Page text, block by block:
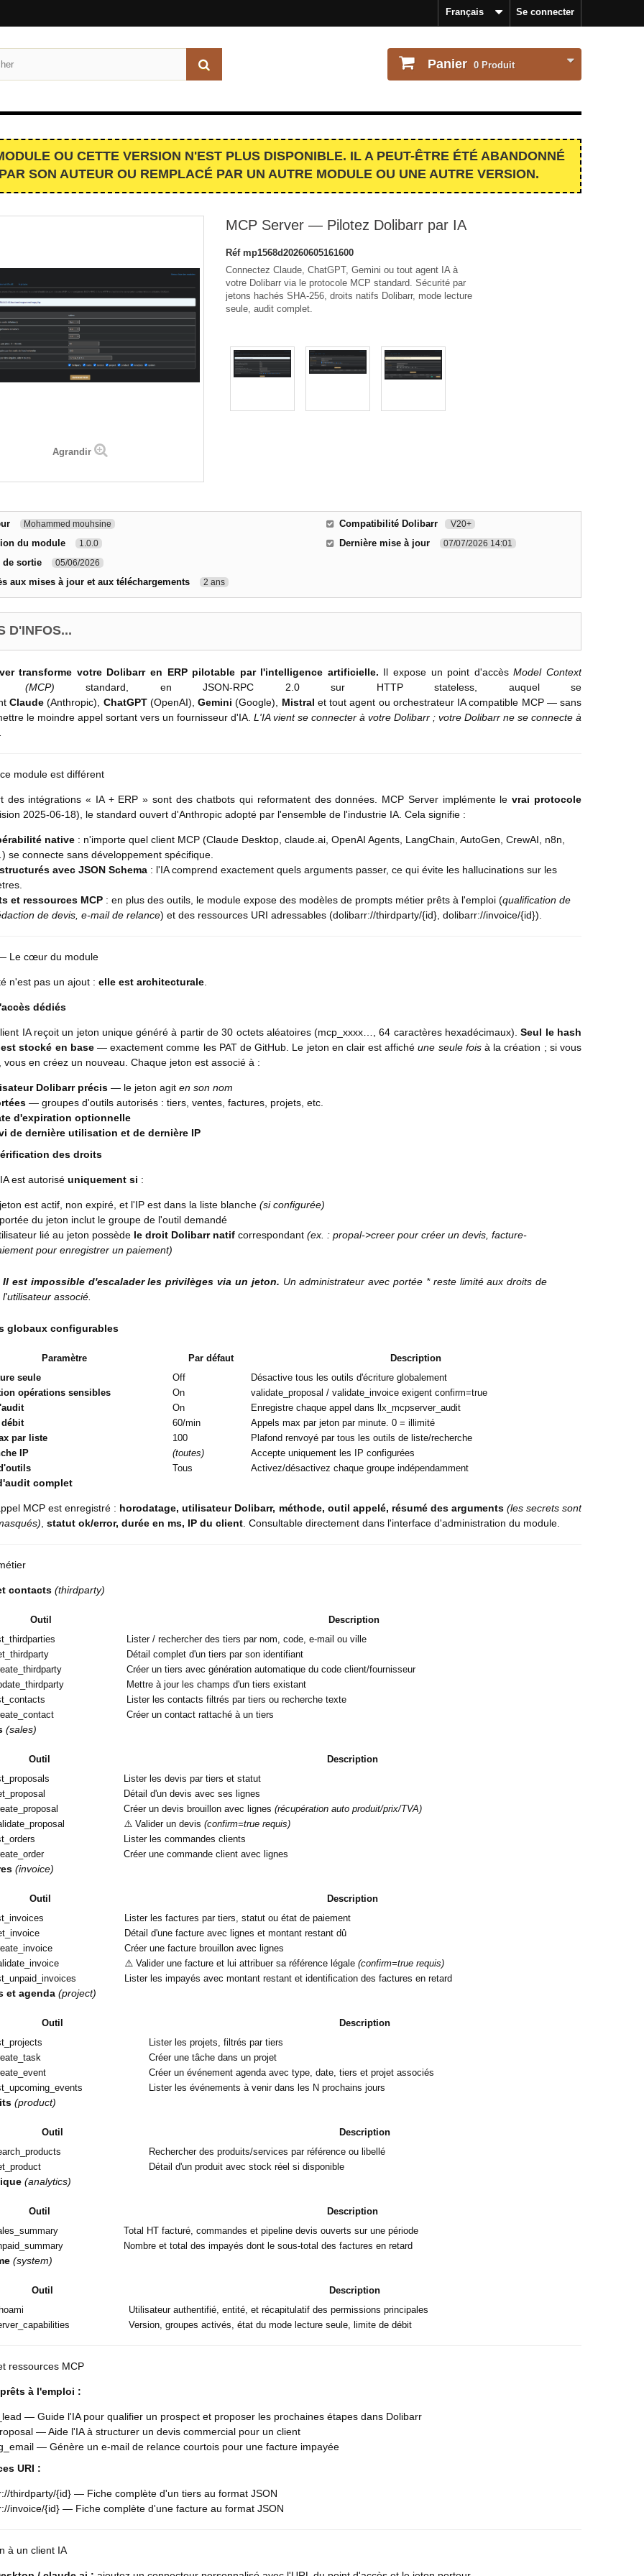
Se connecter
Français
Panier 0 Produit
OU CETTE VERSION N'EST PLUS DISPONIBLE. IL A PEUT-ÊTRE ÉTÉ ABANDONNÉ
PAR SON AUTEUR OU REMPLACÉ PAR UN AUTRE MODULE OU UNE AUTRE VERSION.
Agrandir
MCP Server — Pilotez Dolibarr par IA
Réf mp1568d20260605161600
Connectez Claude, ChatGPT, Gemini ou tout agent IA à
votre Dolibarr via le protocole MCP standard. Sécurité par
jetons hachés SHA-256, droits natifs Dolibarr, mode lecture
seule, audit complet.
Mohammed mouhsine
du module 1.0.0
de sortie 05/06/2026
aux mises à jour et aux téléchargements 2 ans
Compatibilité Dolibarr V20+
Dernière mise à jour 07/07/2026 14:01
D'INFOS...
transforme votre Dolibarr en ERP pilotable par l'intelligence artificielle. Il expose un point d'accèsModel Context
(MCP) standard, en JSON-RPC 2.0 sur HTTP stateless, auquel se
Claude (Anthropic), ChatGPT(OpenAI),Gemini (Google), Mistral et tout agent ou orchestrateur IA compatible MCP — sans
le moindre appel sortant vers un fournisseur d'IA. L'IA vient se connecter à votre Dolibarr ; votre Dolibarr ne se connecte à
module est différent
des intégrations « IA + ERP » sont des chatbots qui reformatent des données. MCP Server implémente levrai protocole
2025-06-18), le standard ouvert d'Anthropic adopté par l'ensemble de l'industrie IA. Cela signifie :
native : n'importe quel client MCP (Claude Desktop, claude.ai, OpenAI Agents, LangChain, AutoGen, CrewAI, n8n,
se connecte sans développement spécifique.
avec JSON Schema : l'IA comprend exactement quels arguments passer, ce qui évite les hallucinations sur les
et ressources MCP : en plus des outils, le module expose des modèles de prompts métier prêts à l'emploi (qualification de
de devis, e-mail de relance) et des ressources URI adressables (dolibarr://thirdparty/{id}, dolibarr://invoice/{id}).
Le cœur du module
n'est pas un ajout : elle est architecturale
dédiés
IA reçoit un jeton unique généré à partir de 30 octets aléatoires (mcp_xxxx…, 64 caractères hexadécimaux).Seul le hash
est stocké en base— exactement comme les PAT de GitHub. Le jeton en clair est affichéune seule foisà la création ; si vous
vous en créez un nouveau. Chaque jeton est associé à :
Dolibarr précis — le jeton agit en son nom
— groupes d'outils autorisés : tiers, ventes, factures, projets, etc.
d'expiration optionnelle
de dernière utilisation et de dernière IP
des droits
est autorisé uniquement si :
est actif, non expiré, et l'IP est dans la liste blanche (si configurée)
du jeton inclut le groupe de l'outil demandé
lié au jeton possède le droit Dolibarr natif correspondant (ex. : propal->creer pour créer un devis, facture-
pour enregistrer un paiement)
Il est impossible d'escalader les privilèges via un jeton. Un administrateur avec portée * reste limité aux droits de
l'utilisateur associé.
globaux configurables
Paramètre Par défaut
Description
seule
Off
Désactive tous les outils d'écriture globalement
opérations sensibles
On
validate_proposal / validate_invoice exigent confirm=true
On
Enregistre chaque appel dans llx_mcpserver_audit
60/min
Appels max par jeton par minute. 0 = illimité
par liste
100
Plafond renvoyé par tous les outils de liste/recherche
IP
(toutes)
Accepte uniquement les IP configurées
Tous Activez/désactivez chaque groupe indépendamment
complet
MCP est enregistré : horodatage, utilisateur Dolibarr, méthode, outil appelé, résumé des arguments (les secrets sont
statut ok/error, durée en ms, IP du client . Consultable directement dans l'interface d'administration du module.
contacts (thirdparty)
Outil
Description
Lister / rechercher des tiers par nom, code, e-mail ou ville
Détail complet d'un tiers par son identifiant
Créer un tiers avec génération automatique du code client/fournisseur
Mettre à jour les champs d'un tiers existant
Lister les contacts filtrés par tiers ou recherche texte
Créer un contact rattaché à un tiers
(sales)
Outil
Description
Lister les devis par tiers et statut
Détail d'un devis avec ses lignes
Créer un devis brouillon avec lignes (récupération auto produit/prix/TVA)
⚠️ Valider un devis (confirm=true requis)
Lister les commandes clients
Créer une commande client avec lignes
(invoice)
Outil
Description
Lister les factures par tiers, statut ou état de paiement
Détail d'une facture avec lignes et montant restant dû
Créer une facture brouillon avec lignes
⚠️ Valider une facture et lui attribuer sa référence légale (confirm=true requis)
Lister les impayés avec montant restant et identification des factures en retard
et agenda (project)
Outil
Description
Lister les projets, filtrés par tiers
Créer une tâche dans un projet
Créer un événement agenda avec type, date, tiers et projet associés
Lister les événements à venir dans les N prochains jours
(product)
Outil
Description
Rechercher des produits/services par référence ou libellé
Détail d'un produit avec stock réel si disponible
(analytics)
Outil
Description
Total HT facturé, commandes et pipeline devis ouverts sur une période
Nombre et total des impayés dont le sous-total des factures en retard
(system)
Outil
Description
Utilisateur authentifié, entité, et récapitulatif des permissions principales
Version, groupes activés, état du mode lecture seule, limite de débit
ressources MCP
à l'emploi :
— Guide l'IA pour qualifier un prospect et proposer les prochaines étapes dans Dolibarr
— Aide l'IA à structurer un devis commercial pour un client
— Génère un e-mail de relance courtois pour une facture impayée
URI :
thirdparty/{id} — Fiche complète d'un tiers au format JSON
invoice/{id} — Fiche complète d'une facture au format JSON
à un client IA